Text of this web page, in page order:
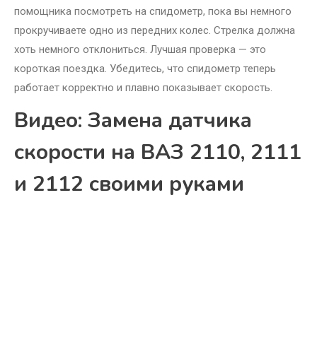
помощника посмотреть на спидометр, пока вы немного
прокручиваете одно из передних колес. Стрелка должна
хоть немного отклониться. Лучшая проверка — это
короткая поездка. Убедитесь, что спидометр теперь
работает корректно и плавно показывает скорость.
Видео: Замена датчика
скорости на ВАЗ 2110, 2111
и 2112 своими руками